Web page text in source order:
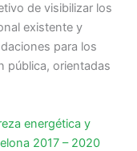
de visibilizar los
existente y
para los
pública, orientadas
energética y
2017 – 2020